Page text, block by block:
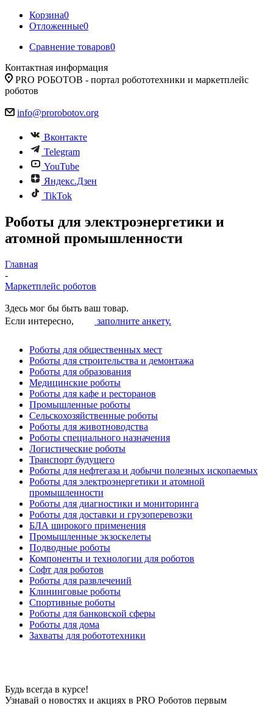
Корзина0
Отложенные0
Сравнение товаров0
Контактная информация
PRO РОБОТОВ - портал робототехники и маркетплейс
роботов
info@prorobotov.org
Вконтакте
Telegram
YouTube
Яндекс.Дзен
TikTok
Роботы для электроэнергетики и
атомной промышленности
Главная
-
Маркетплейс роботов
Здесь мог бы быть ваш товар.
Если интересно,
заполните анкету.
Роботы для общественных мест
Роботы для строительства и демонтажа
Роботы для образования
Медицинские роботы
Роботы для кафе и ресторанов
Промышленные роботы
Сельскохозяйственные роботы
Роботы для животноводства
Роботы специального назначения
Логистические роботы
Транспорт будущего
Роботы для нефтегаза и добычи полезных ископаемых
Роботы для электроэнергетики и атомной
промышленности
Роботы для диагностики и мониторинга
Роботы для доставки и грузоперевозки
БЛА широкого применения
Промышленные экзоскелеты
Подводные роботы
Компоненты и технологии для роботов
Софт для роботов
Роботы для развлечений
Клининговые роботы
Спортивные роботы
Роботы для банковской сферы
Роботы для дома
Захваты для робототехники
Будь всегда в курсе!
Узнавай о новостях и акциях в PRO Роботов первым